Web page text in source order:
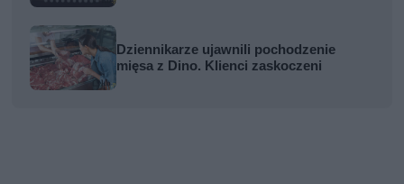
Dziennikarze ujawnili pochodzenie
mięsa z Dino. Klienci zaskoczeni